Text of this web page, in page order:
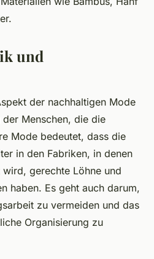
und
der nachhaltigen Mode
Menschen, die die
Mode bedeutet, dass die
in den Fabriken, in denen
gerechte Löhne und
haben. Es geht auch darum,
zu vermeiden und das
Organisierung zu